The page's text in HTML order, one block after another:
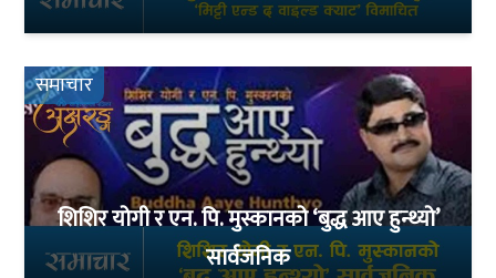
समाचार
शिशिर योगी र एन. पि. मुस्कानको ‘बुद्ध आए हुन्थ्यो’
सार्वजनिक